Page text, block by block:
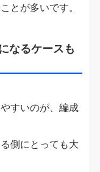
とが多いです。
なるケースも
すいのが、編成
側にとっても大